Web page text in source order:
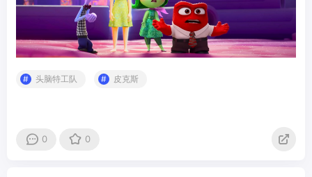
头脑特工队 皮克斯
0 0